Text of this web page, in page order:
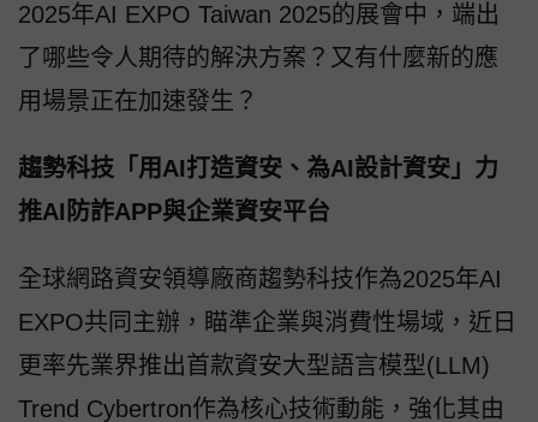
2025年AI EXPO Taiwan 2025的展會中，端出
了哪些令人期待的解決方案？又有什麼新的應
用場景正在加速發生？
趨勢科技「用AI打造資安、為AI設計資安」力
推AI防詐APP與企業資安平台
全球網路資安領導廠商趨勢科技作為2025年AI
EXPO共同主辦，瞄準企業與消費性場域，近日
更率先業界推出首款資安大型語言模型(LLM)
Trend Cybertron作為核心技術動能，強化其由